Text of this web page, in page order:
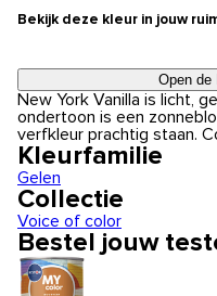
Bekijk deze kleur in jouw
Open de
New York Vanilla is licht,
ondertoon is een
verfkleur prachtig staan.
Kleurfamilie
Gelen
Collectie
Voice of color
Bestel jouw